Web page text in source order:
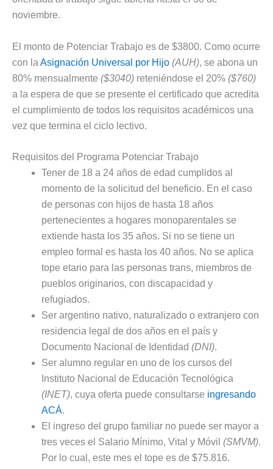
noviembre.
El monto de Potenciar Trabajo es de $3800. Como ocurre
con la Asignación Universal por Hijo (AUH), se abona un
80% mensualmente ($3040) reteniéndose el 20% ($760)
a la espera de que se presente el certificado que acredita
el cumplimiento de todos los requisitos académicos una
vez que termina el ciclo lectivo.
Requisitos del Programa Potenciar Trabajo
Tener de 18 a 24 años de edad cumplidos al
momento de la solicitud del beneficio. En el caso
de personas con hijos de hasta 18 años
pertenecientes a hogares monoparentales se
extiende hasta los 35 años. Si no se tiene un
empleo formal es hasta los 40 años. No se aplica
tope etario para las personas trans, miembros de
pueblos originarios, con discapacidad y
refugiados.
Ser argentino nativo, naturalizado o extranjero con
residencia legal de dos años en el país y
Documento Nacional de Identidad (DNI).
Ser alumno regular en uno de los cursos del
Instituto Nacional de Educación Tecnológica
(INET), cuya oferta puede consultarse ingresando
ACÁ.
El ingreso del grupo familiar no puede ser mayor a
tres veces el Salario Mínimo, Vital y Móvil (SMVM).
Por lo cual, este mes el tope es de $75.816.